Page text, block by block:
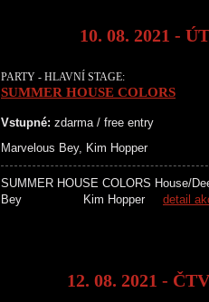
10. 08. 2021 -
PARTY - HLAVNÍ STAGE:
SUMMER HOUSE COLORS
Vstupné: zdarma / free entry
Marvelous Bey, Kim Hopper
SUMMER HOUSE COLORS
Bey Kim Hopper detail
12. 08. 2021 -